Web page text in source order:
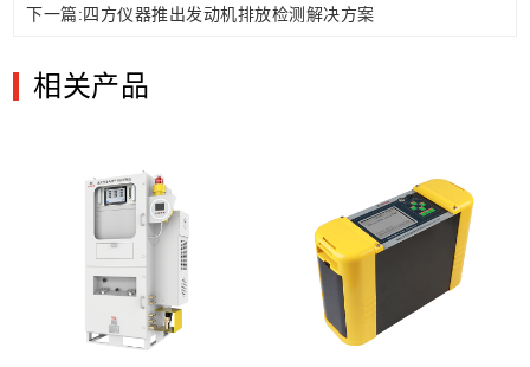
下一篇:四方仪器推出发动机排放检测解决方案
相关产品